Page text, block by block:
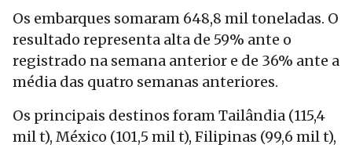
Os embarques somaram 648,8 mil toneladas. O
resultado representa alta de 59% ante o
registrado na semana anterior e de 36% ante a
média das quatro semanas anteriores.
Os principais destinos foram Tailândia (115,4
mil t), México (101,5 mil t), Filipinas (99,6 mil t),